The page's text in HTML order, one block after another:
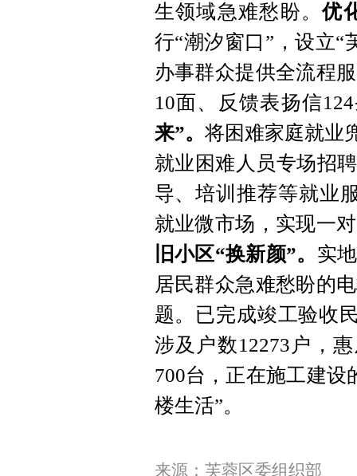
生领域急难愁盼。优
行“潮汐窗口”，设立“
办事群众提供全流程
10面、反馈表扬信
来”。 将困难家庭就业
就业困难人员专场招
导、培训推荐等就业
就业微市场，实现一
旧小区“换新颜”。 实
居民群众急难愁盼的
题。已完成竣工验收
涉及户数12273户，
700台，正在施工建设
楼生活”。
来源：芙蓉区委组织部